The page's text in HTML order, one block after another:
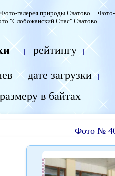
Фото-галерея природы Сватово
Фото-
"Слобожанский Спас" Сватово
| рейтингу |
| дате загрузки |
размеру в байтах
Фото №